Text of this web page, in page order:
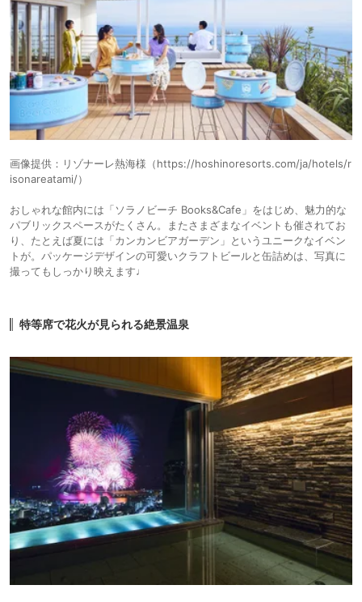
画像提供：リゾナーレ熱海様（https://hoshinoresorts.com/ja/hotels/r
isonareatami/）
おしゃれな館内には「ソラノビーチ Books&Cafe」をはじめ、魅力的な
パブリックスペースがたくさん。またさまざまなイベントも催されてお
り、たとえば夏には「カンカンビアガーデン」というユニークなイベン
トが。パッケージデザインの可愛いクラフトビールと缶詰めは、写真に
撮ってもしっかり映えます♩
特等席で花火が見られる絶景温泉